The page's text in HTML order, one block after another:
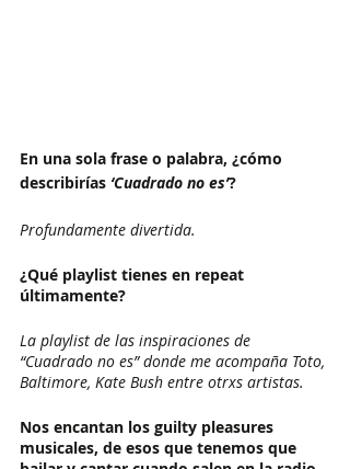
En una sola frase o palabra, ¿cómo
describirías ‘Cuadrado no es’?
Profundamente divertida.
¿Qué playlist tienes en repeat
últimamente?
La playlist de las inspiraciones de
“Cuadrado no es” donde me acompaña Toto,
Baltimore, Kate Bush entre otrxs artistas.
Nos encantan los guilty pleasures
musicales, de esos que tenemos que